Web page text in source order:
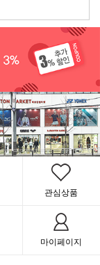
관심상품
마이페이지